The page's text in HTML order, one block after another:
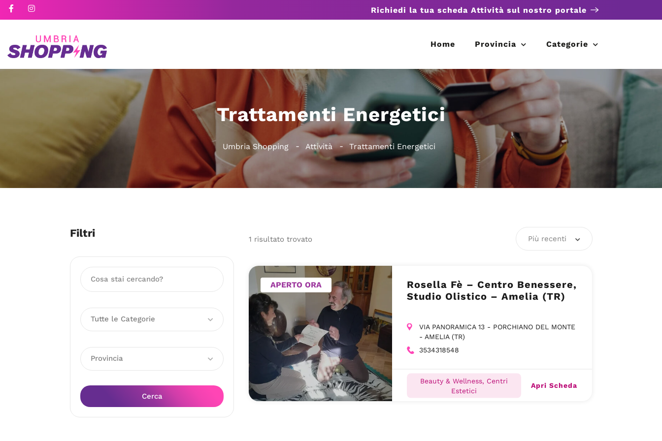
Richiedi la tua scheda Attività sul nostro portale
Home Provincia Categorie
Trattamenti Energetici
Umbria Shopping Attività Trattamenti Energetici
Filtri
Tutte le Categorie
Provincia
Cerca
1 risultato trovato Più recenti
APERTO ORA
Rosella Fè – Centro Benessere,
Studio Olistico – Amelia (TR)
VIA PANORAMICA 13 - PORCHIANO DEL MONTE
- AMELIA (TR)
3534318548
Beauty & Wellness, Centri
Estetici
Apri Scheda